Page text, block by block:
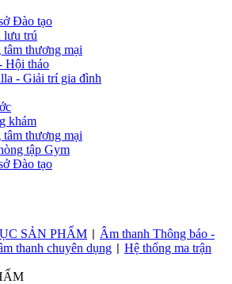
Đào tạo
lưu trú
thương mại
Hội thảo
- Giải trí gia đình
khám
thương mại
tập Gym
Đào tạo
SẢN PHẨM
Âm thanh Thông báo -
thanh chuyên dụng
Hệ thống ma trận